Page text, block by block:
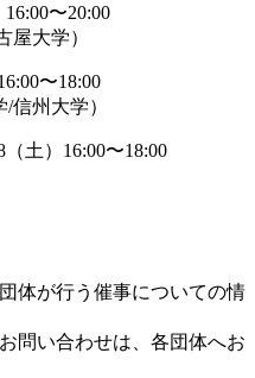
〜20:00
屋大学）
〜18:00
信州大学）
土）16:00〜18:00
体が行う催事についての情
問い合わせは、各団体へお